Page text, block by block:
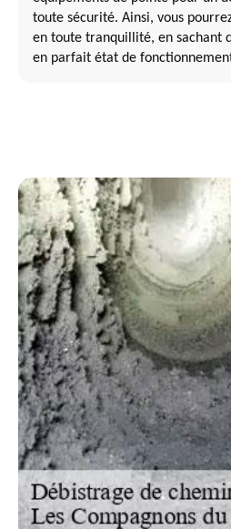
toute sécurité. Ainsi, vous
en toute tranquillité, en sachant
en parfait état de